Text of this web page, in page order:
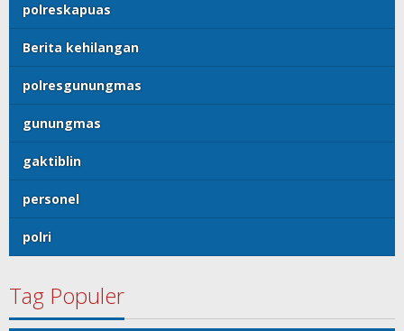
polreskapuas
Berita kehilangan
polresgunungmas
gunungmas
gaktiblin
personel
polri
Tag Populer